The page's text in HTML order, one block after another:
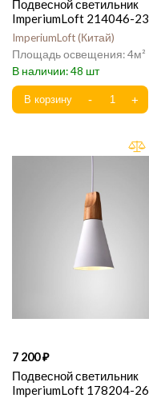
Подвесной светильник
ImperiumLoft 214046-23
ImperiumLoft Китай
4
48
7 200
Подвесной светильник
ImperiumLoft 178204-26